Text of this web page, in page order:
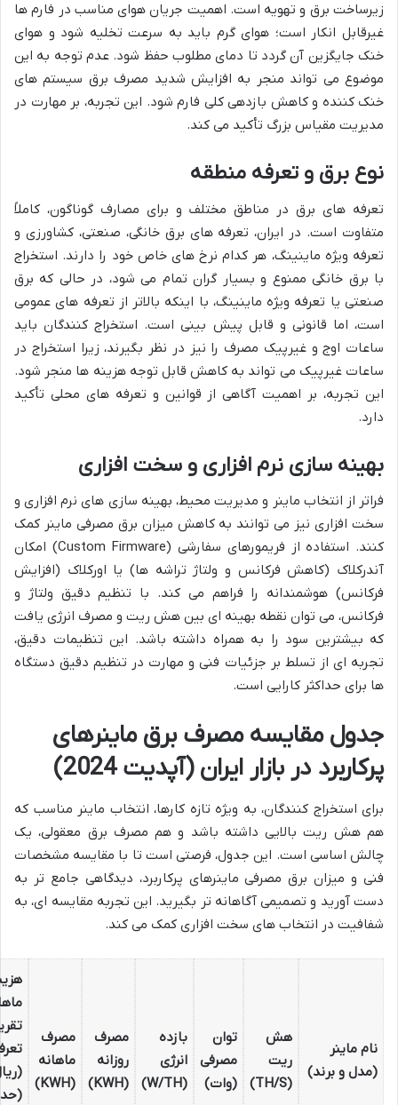
زیرساخت برق و تهویه است. اهمیت جریان هوای مناسب در فارم ها
غیرقابل انکار است؛ هوای گرم باید به سرعت تخلیه شود و هوای
خنک جایگزین آن گردد تا دمای مطلوب حفظ شود. عدم توجه به این
موضوع می تواند منجر به افزایش شدید مصرف برق سیستم های
خنک کننده و کاهش بازدهی کلی فارم شود. این تجربه، بر مهارت در
مدیریت مقیاس بزرگ تأکید می کند.
نوع برق و تعرفه منطقه
تعرفه های برق در مناطق مختلف و برای مصارف گوناگون، کاملاً
متفاوت است. در ایران، تعرفه های برق خانگی، صنعتی، کشاورزی و
تعرفه ویژه ماینینگ، هر کدام نرخ های خاص خود را دارند. استخراج
با برق خانگی ممنوع و بسیار گران تمام می شود، در حالی که برق
صنعتی یا تعرفه ویژه ماینینگ، با اینکه بالاتر از تعرفه های عمومی
است، اما قانونی و قابل پیش بینی است. استخراج کنندگان باید
ساعات اوج و غیرپیک مصرف را نیز در نظر بگیرند، زیرا استخراج در
ساعات غیرپیک می تواند به کاهش قابل توجه هزینه ها منجر شود.
این تجربه، بر اهمیت آگاهی از قوانین و تعرفه های محلی تأکید
دارد.
بهینه سازی نرم افزاری و سخت افزاری
فراتر از انتخاب ماینر و مدیریت محیط، بهینه سازی های نرم افزاری و
سخت افزاری نیز می توانند به کاهش میزان برق مصرفی ماینر کمک
کنند. استفاده از فریمورهای سفارشی (Custom Firmware) امکان
آندرکلاک (کاهش فرکانس و ولتاژ تراشه ها) یا اورکلاک (افزایش
فرکانس) هوشمندانه را فراهم می کند. با تنظیم دقیق ولتاژ و
فرکانس، می توان نقطه بهینه ای بین هش ریت و مصرف انرژی یافت
که بیشترین سود را به همراه داشته باشد. این تنظیمات دقیق،
تجربه ای از تسلط بر جزئیات فنی و مهارت در تنظیم دقیق دستگاه
ها برای حداکثر کارایی است.
جدول مقایسه مصرف برق ماینرهای
پرکاربرد در بازار ایران (آپدیت 2024)
برای استخراج کنندگان، به ویژه تازه کارها، انتخاب ماینر مناسب که
هم هش ریت بالایی داشته باشد و هم مصرف برق معقولی، یک
چالش اساسی است. این جدول، فرصتی است تا با مقایسه مشخصات
فنی و میزان برق مصرفی ماینرهای پرکاربرد، دیدگاهی جامع تر به
دست آورید و تصمیمی آگاهانه تر بگیرید. این تجربه مقایسه ای، به
شفافیت در انتخاب های سخت افزاری کمک می کند.
نام ماینر
(مدل و برند)
هش
ریت
(TH/S)
توان
مصرفی
(وات)
بازده
انرژی
(W/TH)
مصرف
روزانه
(KWH)
مصرف
ماهانه
(KWH)